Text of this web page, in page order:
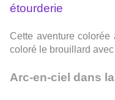
étourderie
Cette aventure
coloré le brouillard avec
Arc-en-ciel dans